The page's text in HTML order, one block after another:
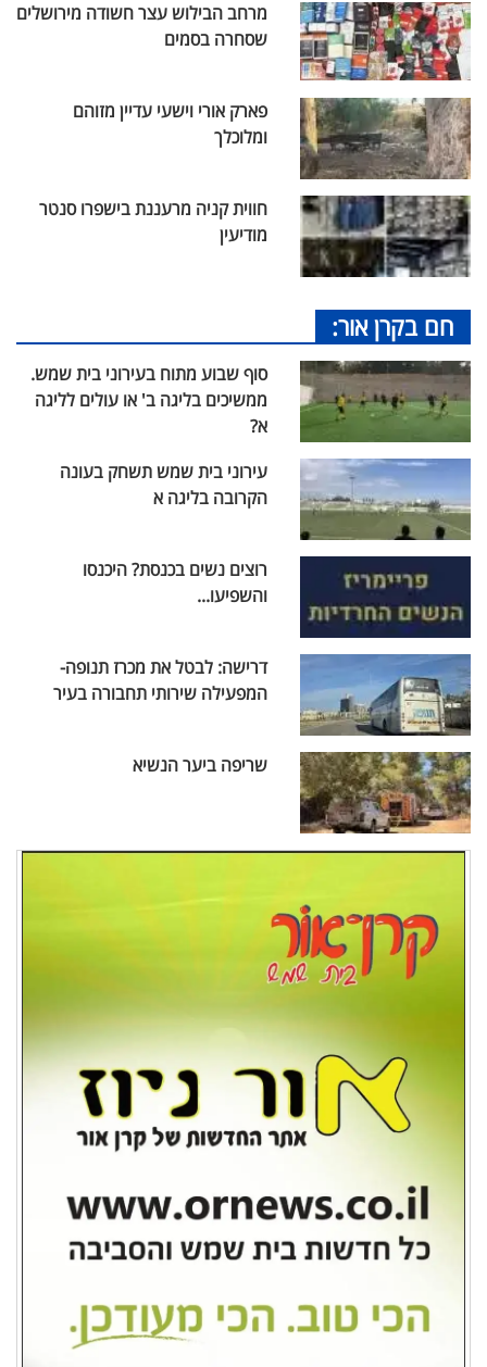
מרחב הבילוש עצר חשודה מירושלים
שסחרה בסמים
פארק אורי וישעי עדיין מזוהם
ומלוכלך
חווית קניה מרעננת בישפרו סנטר
מודיעין
חם בקרן אור:
סוף שבוע מתוח בעירוני בית שמש.
ממשיכים בליגה ב' או עולים לליגה
א?
עירוני בית שמש תשחק בעונה
הקרובה בליגה א
רוצים נשים בכנסת? היכנסו
והשפיעו...
דרישה: לבטל את מכרז תנופה-
המפעילה שירותי תחבורה בעיר
שריפה ביער הנשיא